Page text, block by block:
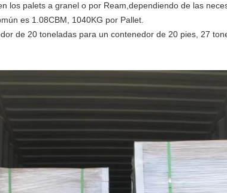
los palets a granel o por Ream,dependiendo de las
es 1.08CBM, 1040KG por Pallet.
de 20 toneladas para un contenedor de 20 pies, 27